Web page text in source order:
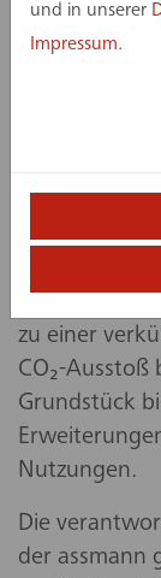
nach den
für
Mit einer
schafft die
zu einer
CO₂-Ausstoß
Grundstück
Nutzungen.
Die
der assmann
und in unserer
Impressum.